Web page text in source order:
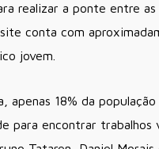
realizar a ponte entre
conta com
jovem.
apenas 18% da
para encontrar trabalhos